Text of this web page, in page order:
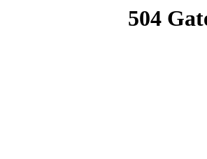
504